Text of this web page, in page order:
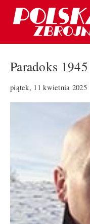
Paradoks 1945
piątek, 11 kwietnia 2025